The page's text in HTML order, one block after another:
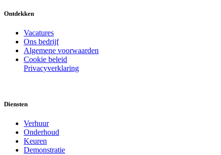
Ontdekken
Vacatures
Ons bedrijf
Algemene voorwaarden
Cookie beleid
Privacyverklaring
Diensten
Verhuur
Onderhoud
Keuren
Demonstratie